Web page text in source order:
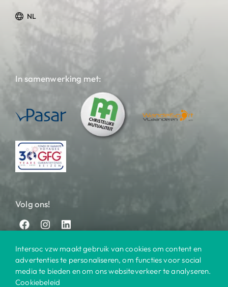
NL
In samenwerking met:
Volg ons!
Intersoc vzw maakt gebruik van cookies om content en
advertenties te personaliseren, om functies voor social
media te bieden en om ons websiteverkeer te analyseren.
Cookiebeleid